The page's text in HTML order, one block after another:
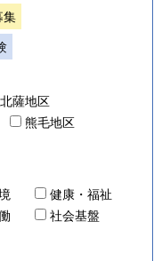
集
北薩地区
熊毛地区
健康・福祉
社会基盤